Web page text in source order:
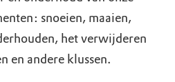
snoeien, maaien,
het verwijderen
en andere klussen.